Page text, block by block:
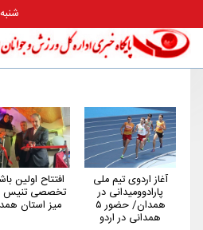
شنبه 17 مرداد 1405
آغاز اردوی تیم ملی
پارادوومیدانی در
همدان/ حضور ۵
همدانی در اردو
افتتاح اولین
تخصصی تنیس
میز استان